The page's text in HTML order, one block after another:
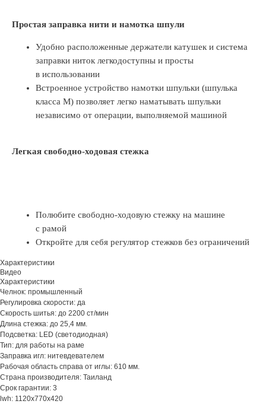
Простая заправка нити и намотка шпули
Удобно расположенные держатели катушек и система
заправки ниток легкодоступны и просты
в использовании
Встроенное устройство намотки шпульки (шпулька
класса М) позволяет легко наматывать шпульки
независимо от операции, выполняемой машиной
Легкая свободно-ходовая стежка
Полюбите свободно-ходовую стежку на машине
с рамой
Откройте для себя регулятор стежков без ограничений
Характеристики
Видео
Характеристики
Челнок: промышленный
Регулировка скорости: да
Скорость шитья: до 2200 ст/мин
Длина стежка: до 25,4 мм.
Подсветка: LED (светодиодная)
Тип: для работы на раме
Заправка игл: нитевдевателем
Рабочая область справа от иглы: 610 мм.
Страна производителя: Таиланд
Срок гарантии: 3
lwh: 1120x770x420